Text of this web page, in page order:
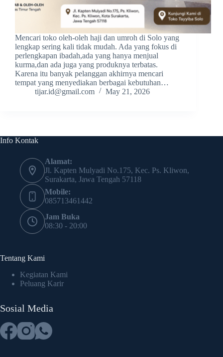
Mencari toko oleh-oleh haji dan umroh di Solo yang
lengkap sering kali tidak mudah. Ada yang fokus di
perlengkapan ibadah,ada yang hanya menjual
kurma,dan ada juga yang produknya terbatas.
Karena itu banyak pelanggan akhirnya mencari
tempat yang menyediakan berbagai kebutuhan…
tijar.id@gmail.com
May 21, 2026
Info Kontak
Alamat:
Jl. Kapten Mulyadi No.175, Kec. Ps. Kliwon,
Surakarta, Jawa Tengah 57118
Mobile:
085713461442
Jam Buka
08:30 - 20:00
Tentang Kami
Kegiatan Kami
Peluang Karir
Sosial Media